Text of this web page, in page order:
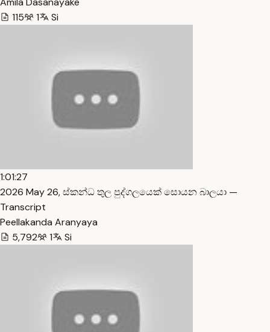
115
1 Si
1:01:27
2026 May 26, ස්කන්ධ තුල පුද්ගලයෙක් සොයන බාලයා —
Transcript
Peellakanda Aranyaya
5,792
1 Si